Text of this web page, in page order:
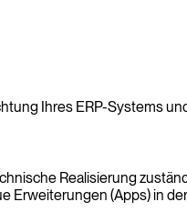
Ihres ERP-Systems
Realisierung
(Apps) in